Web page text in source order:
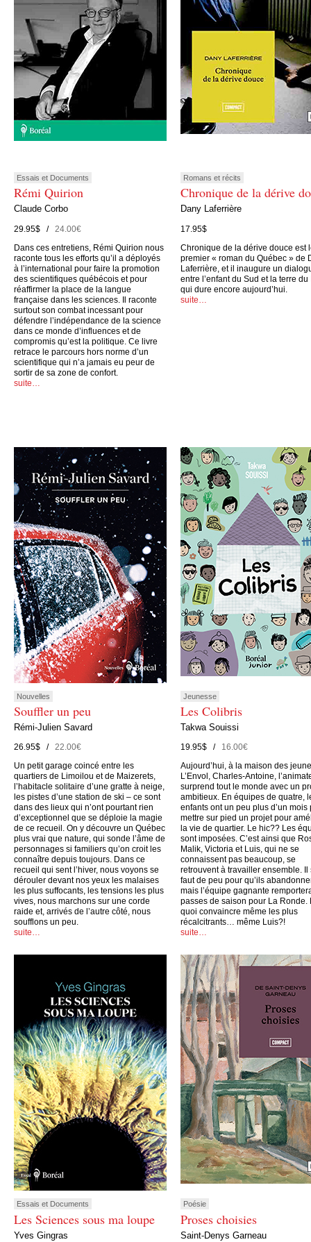
Essais et Documents
Rémi Quirion
Claude Corbo
29.95$ /24.00€
Dans ces entretiens, Rémi Quirion nous
raconte tous les efforts qu’il a déployés
à l’international pour faire la promotion
des scientifiques québécois et pour
réaffirmer la place de la langue
française dans les sciences. Il raconte
surtout son combat incessant pour
défendre l’indépendance de la science
dans ce monde d’influences et de
compromis qu’est la politique. Ce livre
retrace le parcours hors norme d’un
scientifique qui n’a jamais eu peur de
sortir de sa zone de confort.
suite…
Romans et récits
Chronique de la dérive
Dany Laferrière
17.95$
Chronique de la dérive douce est
premier « roman du Québec » de
Laferrière, et il inaugure un
entre l’enfant du Sud et la terre du
qui dure encore aujourd’hui.
suite…
Nouvelles
Souffler un peu
Rémi-Julien Savard
26.95$ /22.00€
Un petit garage coincé entre les
quartiers de Limoilou et de Maizerets,
l’habitacle solitaire d’une gratte à neige,
les pistes d’une station de ski – ce sont
dans des lieux qui n’ont pourtant rien
d’exceptionnel que se déploie la magie
de ce recueil. On y découvre un Québec
plus vrai que nature, qui sonde l’âme de
personnages si familiers qu’on croit les
connaître depuis toujours. Dans ce
recueil qui sent l’hiver, nous voyons se
dérouler devant nos yeux les malaises
les plus suffocants, les tensions les plus
vives, nous marchons sur une corde
raide et, arrivés de l’autre côté, nous
soufflons un peu.
suite…
Jeunesse
Les Colibris
Takwa Souissi
19.95$ /16.00€
Aujourd’hui, à la maison des
L’Envol, Charles-Antoine,
surprend tout le monde avec un
ambitieux. En équipes de quatre,
enfants ont un peu plus d’un mois
mettre sur pied un projet pour
la vie de quartier. Le hic?? Les
sont imposées. C’est ainsi que
Malik, Victoria et Luis, qui ne se
connaissent pas beaucoup, se
retrouvent à travailler ensemble. Il
faut de peu pour qu’ils
mais l’équipe gagnante
passes de saison pour La Ronde.
quoi convaincre même les plus
récalcitrants… même Luis?!
suite…
Essais et Documents
Les Sciences sous ma loupe
Yves Gingras
Poésie
Proses choisies
Saint-Denys Garneau